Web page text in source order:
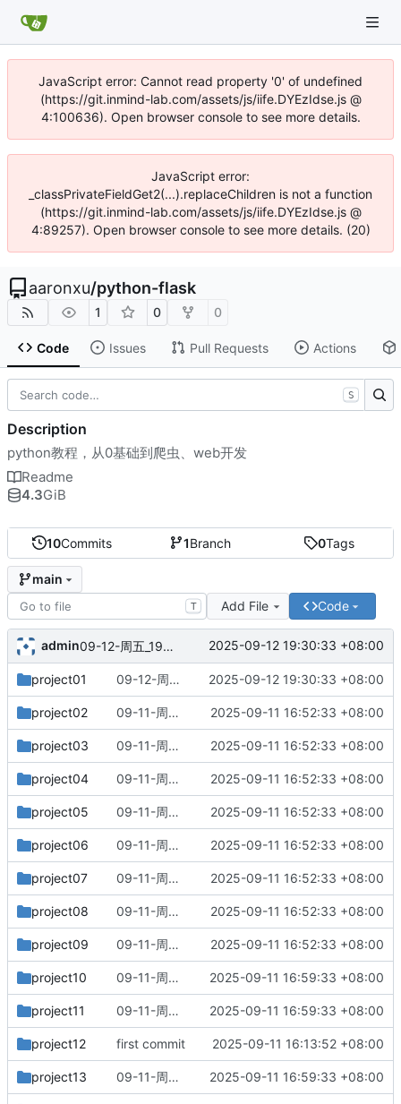
JavaScript error: Cannot read property '0' of undefined
(https://git.inmind-lab.com/assets/js/iife.DYEzIdse.js @
4:100636). Open browser console to see more details.
JavaScript error:
_classPrivateFieldGet2(...).replaceChildren is not a function
(https://git.inmind-lab.com/assets/js/iife.DYEzIdse.js @
4:89257). Open browser console to see more details. (20)
aaronxu/python-flask
1 0 0
Code Issues Pull Requests Actions
10Commits 1Branch 0Tags
main
T Add File Code
admin 09-12-周五_19-28-57 2025-09-12 19:30:33 +08:00
project01 09-12-周五_19-28-57 2025-09-12 19:30:33 +08:00
project02 09-11-周四_16-52-32 2025-09-11 16:52:33 +08:00
project03 09-11-周四_16-52-32 2025-09-11 16:52:33 +08:00
project04 09-11-周四_16-52-32 2025-09-11 16:52:33 +08:00
project05 09-11-周四_16-52-32 2025-09-11 16:52:33 +08:00
project06 09-11-周四_16-52-32 2025-09-11 16:52:33 +08:00
project07 09-11-周四_16-52-32 2025-09-11 16:52:33 +08:00
project08 09-11-周四_16-52-32 2025-09-11 16:52:33 +08:00
project09 09-11-周四_16-52-32 2025-09-11 16:52:33 +08:00
project10 09-11-周四_16-59-33 2025-09-11 16:59:33 +08:00
project11 09-11-周四_16-59-33 2025-09-11 16:59:33 +08:00
project12 first commit 2025-09-11 16:13:52 +08:00
project13 09-11-周四_16-59-33 2025-09-11 16:59:33 +08:00
S
Description
python教程，从0基础到爬虫、web开发
Readme
4.3GiB